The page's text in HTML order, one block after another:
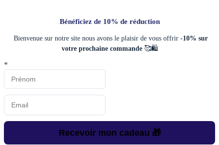
Bénéficiez de 10% de réduction
Bienvenue sur notre site nous avons le plaisir de vous offrir -10% sur
votre prochaine commande🥰🛍️
*
Recevoir mon cadeau 🎁